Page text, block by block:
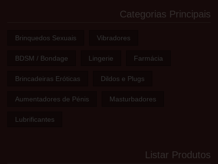
Categorias Principais
Brinquedos Sexuais Vibradores
BDSM / Bondage Lingerie Farmácia
Brincadeiras Eróticas Dildos e Plugs
Aumentadores de Pénis Masturbadores
Lubrificantes
Listar Produtos